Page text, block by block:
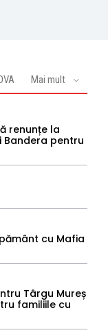
Mai mult
renunțe la
pentru
pământ cu Mafia
Târgu Mureș
familiile cu